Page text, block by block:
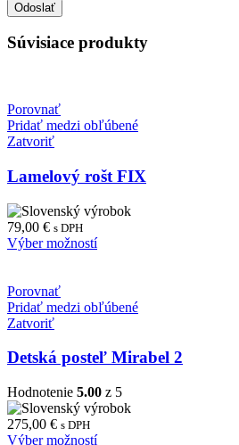
Súvisiace produkty
Porovnať
Pridať medzi obľúbené
Zatvoriť
Lamelový rošt FIX
79,00 € s DPH
Výber možností
Porovnať
Pridať medzi obľúbené
Zatvoriť
Detská posteľ Mirabel 2
Hodnotenie 5.00 z 5
275,00 € s DPH
Výber možností